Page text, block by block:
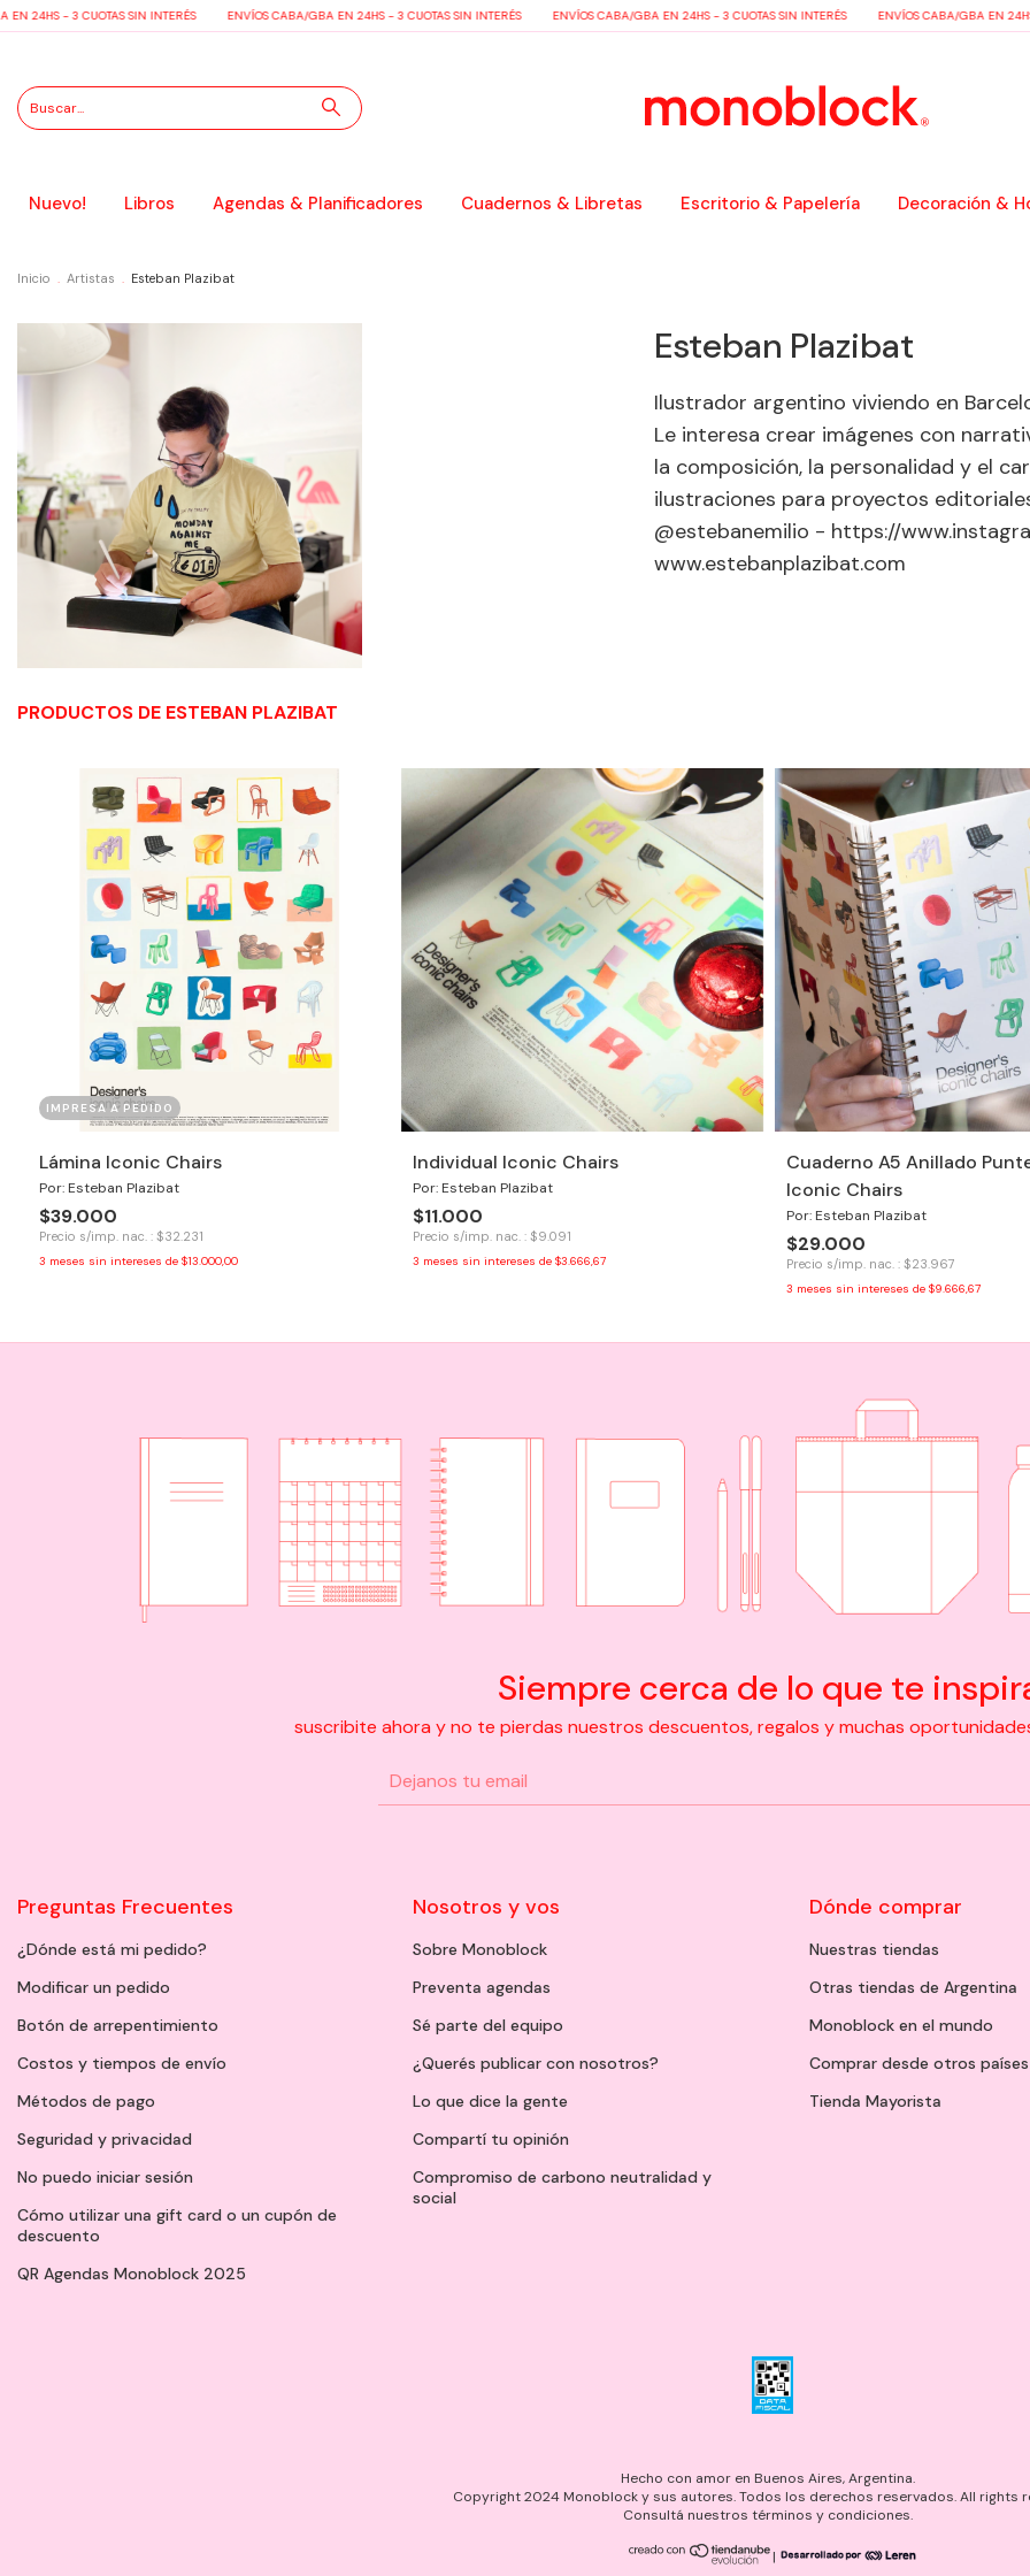
24HS - 3 CUOTAS SIN INTERÉS ENVÍOS CABA/GBA EN 24HS - 3 CUOTAS SIN INTERÉS ENVÍOS CABA/GBA EN 24HS - 3 CUOTAS SIN INTERÉS ENVÍOS CABA/GBA EN 24HS
Nuevo! Libros Agendas & Planificadores Cuadernos & Libretas Escritorio & Papelería Decoración &
Inicio . Artistas . Esteban Plazibat
Esteban Plazibat
Ilustrador argentino viviendo en
Le interesa crear imágenes con
la composición, la personalidad y el
ilustraciones para proyectos
@estebanemilio - https://
www.estebanplazibat.com
PRODUCTOS DE ESTEBAN PLAZIBAT
IMPRESA A PEDIDO
Lámina Iconic Chairs
Por: Esteban Plazibat
$39.000
Precio s/imp. nac. : $32.231
3 meses sin intereses de $13.000,00
Individual Iconic Chairs
Por: Esteban Plazibat
$11.000
Precio s/imp. nac. : $9.091
3 meses sin intereses de $3.666,67
Cuaderno A5 Anillado
Iconic Chairs
Por: Esteban Plazibat
$29.000
Precio s/imp. nac. : $23.967
3 meses sin intereses de $9.666,67
Siempre cerca de lo que te
suscribite ahora y no te pierdas nuestros descuentos, regalos y muchas
Preguntas Frecuentes
¿Dónde está mi pedido?
Modificar un pedido
Botón de arrepentimiento
Costos y tiempos de envío
Métodos de pago
Seguridad y privacidad
No puedo iniciar sesión
Cómo utilizar una gift card o un cupón de
descuento
QR Agendas Monoblock 2025
Nosotros y vos
Sobre Monoblock
Preventa agendas
Sé parte del equipo
¿Querés publicar con nosotros?
Lo que dice la gente
Compartí tu opinión
Compromiso de carbono neutralidad y
social
Dónde comprar
Nuestras tiendas
Otras tiendas de Argentina
Monoblock en el mundo
Comprar desde otros países
Tienda Mayorista
Hecho con amor en Buenos Aires, Argentina.
Copyright 2024 Monoblock y sus autores. Todos los derechos reservados. All rights
Consultá nuestros términos y condiciones.
|